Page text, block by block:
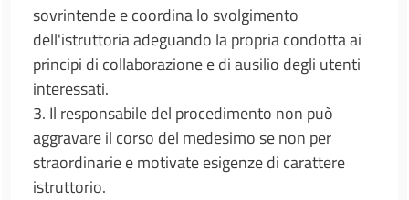
sovrintende e coordina lo svolgimento
dell'istruttoria adeguando la propria condotta ai
principi di collaborazione e di ausilio degli utenti
interessati.
3. Il responsabile del procedimento non può
aggravare il corso del medesimo se non per
straordinarie e motivate esigenze di carattere
istruttorio.